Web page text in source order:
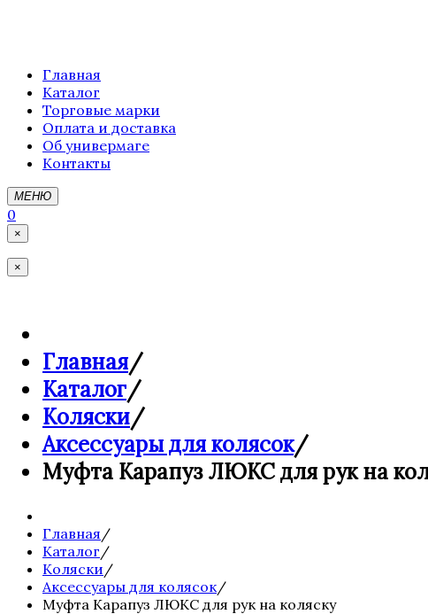
Главная
Каталог
Торговые марки
Оплата и доставка
Об универмаге
Контакты
МЕНЮ
0
×
×
Главная/
Каталог/
Коляски/
Аксессуары для колясок/
Муфта Карапуз ЛЮКС для рук на
Главная /
Каталог /
Коляски /
Аксессуары для колясок/
Муфта Карапуз ЛЮКС для рук на коляску